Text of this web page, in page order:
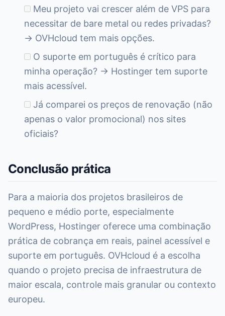
Meu projeto vai crescer além de VPS para
necessitar de bare metal ou redes privadas?
→ OVHcloud tem mais opções.
O suporte em português é crítico para
minha operação? → Hostinger tem suporte
mais acessível.
Já comparei os preços de renovação (não
apenas o valor promocional) nos sites
oficiais?
Conclusão prática
Para a maioria dos projetos brasileiros de
pequeno e médio porte, especialmente
WordPress, Hostinger oferece uma combinação
prática de cobrança em reais, painel acessível e
suporte em português. OVHcloud é a escolha
quando o projeto precisa de infraestrutura de
maior escala, controle mais granular ou contexto
europeu.